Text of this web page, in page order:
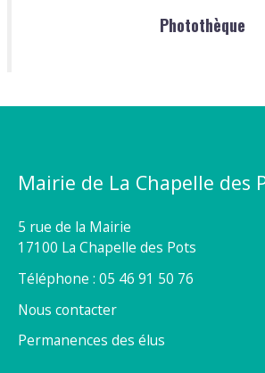
Photothèque
Mairie de La Chapelle des
5 rue de la Mairie
17100 La Chapelle des Pots
Téléphone : 05 46 91 50 76
Nous contacter
Permanences des élus